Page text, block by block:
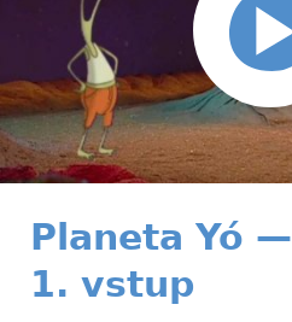
Planeta Yó —
1. vstup